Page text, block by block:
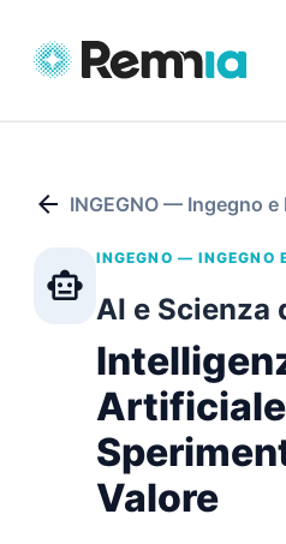
arrow_back INGEGNO — Ingegno e
smart_toy
INGEGNO — INGEGNO
AI e Scienza
Valore